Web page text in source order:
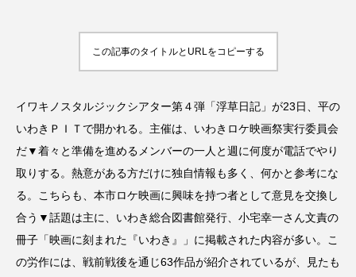
この記事のタイトルとURLをコピーする
イワキノスタルジックシアター第４弾「浮草日記」が23日、平の
いわきＰＩＴで開かれる。主催は、いわきロケ映画祭実行委員会
だ▼着々と準備を進めるメンバーの一人と週に何度が電話でやり
取りする。熱意がある方だけに独自情報も多く、何かと参考にな
る。こちらも、本市ロケ映画に興味を持つ者として意見を交換し
合う▼話題は主に、いわき総合図書館発行、小宅幸一さん文責の
冊子「映画に刻まれた『いわき』」に掲載された内容が多い。こ
の労作には、戦前戦後を通じ63作品が紹介されているが、見たも